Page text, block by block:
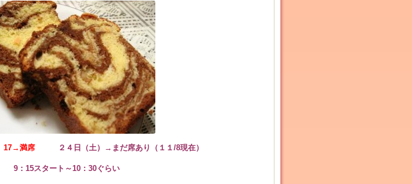
17→満席 ２４日（土）→まだ席あり（１１/8現在）
9：15スタート～10：30ぐらい